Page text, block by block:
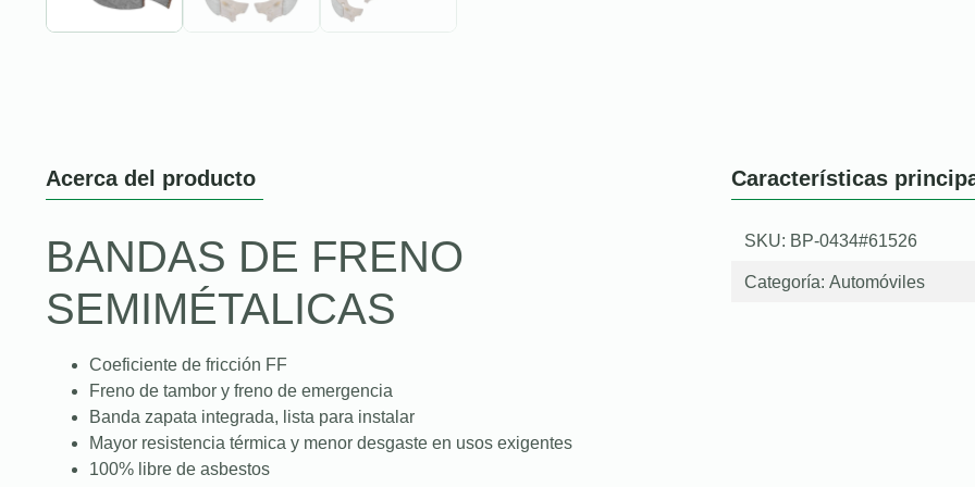
Acerca del producto
BANDAS DE FRENO
SEMIMÉTALICAS
Coeficiente de fricción FF
Freno de tambor y freno de emergencia
Banda zapata integrada, lista para instalar
Mayor resistencia térmica y menor desgaste en usos exigentes
100% libre de asbestos
Características
SKU: BP-0434#61526
Categoría: Automóviles